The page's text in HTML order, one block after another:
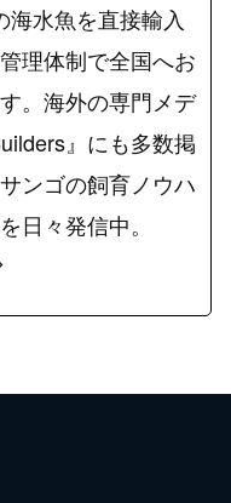
海水魚を直接輸入
理体制で全国へお
。海外の専門メデ
』にも多数掲
ンゴの飼育ノウハ
日々発信中。